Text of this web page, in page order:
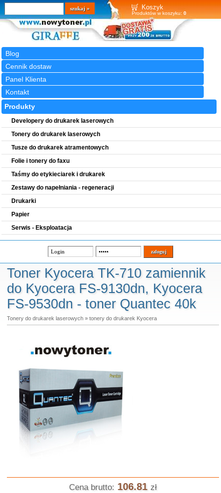
Koszyk
Produktów w koszyku: 0
Blog
Cennik dostaw
Panel Klienta
Kontakt
Wyszukiwarka
szukaj
Produkty
Developery do drukarek laserowych
Tonery do drukarek laserowych
Tusze do drukarek atramentowych
Folie i tonery do faxu
Taśmy do etykieciarek i drukarek
Zestawy do napełniania - regeneracji
Drukarki
Papier
Serwis - Eksploatacja
Toner Kyocera TK-710 zamiennik
do Kyocera FS-9130dn, Kyocera
FS-9530dn - toner Quantec 40k
Tonery do drukarek laserowych» tonery do drukarek Kyocera
Cena brutto: 106.81 zł